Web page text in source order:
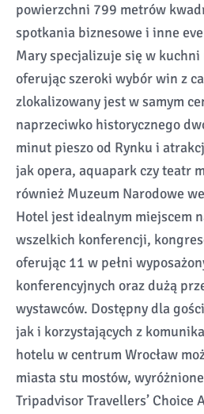
powierzchni 799 metrów
spotkania biznesowe i inne
Mary specjalizuje się w
oferując szeroki wybór win z
zlokalizowany jest w samym
naprzeciwko historycznego
minut pieszo od Rynku i
jak opera, aquapark czy teatr
również Muzeum Narodowe
Hotel jest idealnym miejscem
wszelkich konferencji,
oferując 11 w pełni
konferencyjnych oraz dużą
wystawców. Dostępny dla
jak i korzystających z
hotelu w centrum Wrocław
miasta stu mostów,
Tripadvisor Travellers’ Choice